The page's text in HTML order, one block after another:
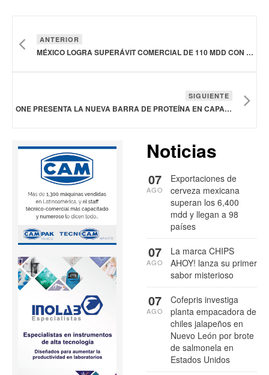
ANTERIOR
MÉXICO LOGRA SUPERÁVIT COMERCIAL DE 110 MDD CON REPÚBLICA DE COREA
SIGUIENTE
ONE PRESENTA LA NUEVA BARRA DE PROTEÍNA EN CAPAS REESE'S
Noticias
Exportaciones de
cerveza mexicana
superan los 6,400
mdd y llegan a 98
países
07
AGO
La marca CHIPS
AHOY! lanza su primer
sabor misterioso
07
AGO
Cofepris investiga
planta empacadora de
chiles jalapeños en
Nuevo León por brote
de salmonela en
Estados Unidos
07
AGO